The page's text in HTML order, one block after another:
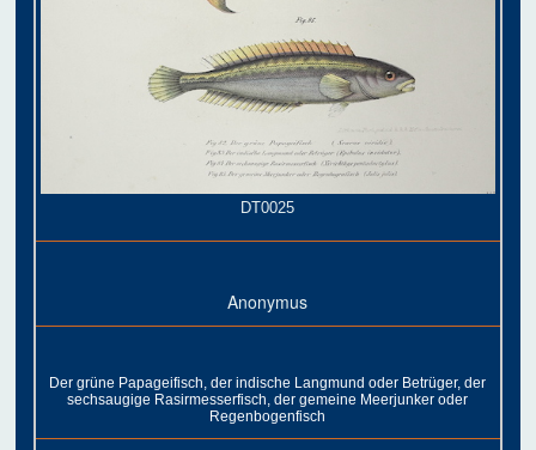
DT0025
Anonymus
Der grüne Papageifisch, der indische Langmund oder Betrüger, der
sechsaugige Rasirmesserfisch, der gemeine Meerjunker oder
Regenbogenfisch